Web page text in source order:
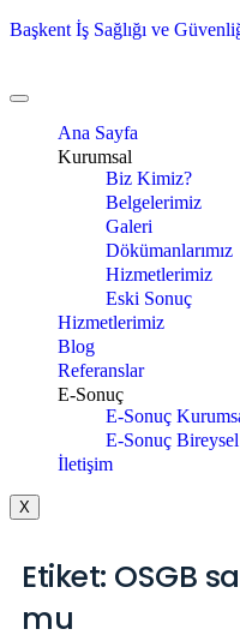
Başkent İş Sağlığı ve
Ana Sayfa
Kurumsal
Biz Kimiz?
Belgelerimiz
Galeri
Dökümanlarımız
Hizmetlerimiz
Eski Sonuç
Hizmetlerimiz
Blog
Referanslar
E-Sonuç
E-Sonuç
E-Sonuç Bireysel
İletişim
X
Etiket: OSGB
mu